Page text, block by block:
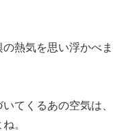
熱気を思い浮かべま
てくるあの空気は、
。